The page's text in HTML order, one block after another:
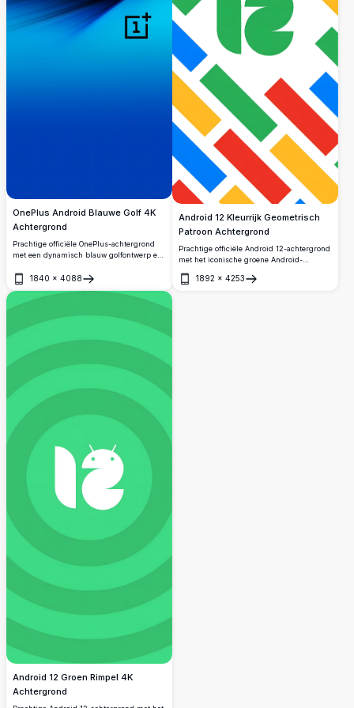
OnePlus Android Blauwe Golf 4K
Achtergrond
Prachtige officiële OnePlus-achtergrond
met een dynamisch blauw golfontwerp en
apparaten levert dit hoogwaardige 4K-
achtergrond levendige kleuren en een
strakke, moderne uitstraling.
1840 × 4088
Openen
Android 12 Kleurrijk Geometrisch
Patroon Achtergrond
Prachtige officiële Android 12-achtergrond
met het iconische groene Android-
diagonale strepen in Google's
1892 × 4253
Openen
Android 12 Groen Rimpel 4K
Achtergrond